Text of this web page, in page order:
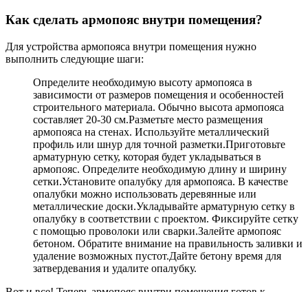
Как сделать армопояс внутри помещения?
Для устройства армопояса внутри помещения нужно
выполнить следующие шаги:
Определите необходимую высоту армопояса в
зависимости от размеров помещения и особенностей
строительного материала. Обычно высота армопояса
составляет 20-30 см.Разметьте место размещения
армопояса на стенах. Используйте металлический
профиль или шнур для точной разметки.Приготовьте
арматурную сетку, которая будет укладываться в
армопояс. Определите необходимую длину и ширину
сетки.Установите опалубку для армопояса. В качестве
опалубки можно использовать деревянные или
металлические доски.Укладывайте арматурную сетку в
опалубку в соответствии с проектом. Фиксируйте сетку
с помощью проволоки или сварки.Залейте армопояс
бетоном. Обратите внимание на правильность заливки и
удаление возможных пустот.Дайте бетону время для
затвердевания и удалите опалубку.